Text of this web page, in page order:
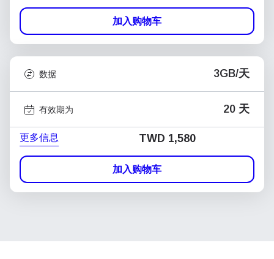
加入购物车
数据 3GB/天
有效期为 20 天
更多信息 TWD 1,580
加入购物车